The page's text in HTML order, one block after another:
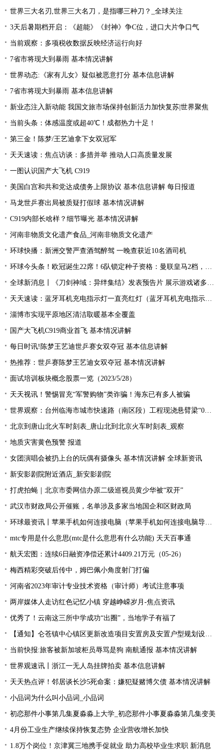
世界三大名刃,世界三大名刀，是指哪三种刀？_全球关注
3天后暑期档开启：《超能》《封神》争C位，进口大片争口气
当前观察：多项税收数据反映经济运行向好
7省市将现大到暴雨 基本情况讲解
世界动态:《家有儿女》疑似被恶意打分 基本信息讲解
7省市将现大到暴雨 基本信息讲解
新业态注入新动能 我国文旅市场保持创新活力加快复苏|世界聚焦
当前头条：体感温度或超40℃！成都热力十足！
第三金！陈梦/王艺迪拿下女双冠军
天天速读：焦点访谈：多措并举 推动人口高质量发展
一图认识国产大飞机 C919
美国白宫和共和党达成债务上限协议 基本信息讲解 每日报道
马龙世乒赛出局被质疑打假球 基本情况讲解
C919内部长啥样？细节曝光 基本情况讲解
河南非物质文化遗产食品_河南非物质文化遗产
环球快播：新洲交警严查酒驾醉驾 一晚查获近10名酒司机
环球今头条！欧冠诞生22席！6队锁定种子资格：曼联皇马2档，酝酿死亡之组
全球新消息丨《刀剑神域：异绊集结》发表预告片 展示游戏诸多玩法
天天速读：蓝牙耳机充电指示灯一直亮红灯（蓝牙耳机充电指示灯）
淄博市实现平原地区清洁取暖基本全覆盖
国产大飞机C919商业首飞 基本情况讲解
每日时讯!陈梦王艺迪世乒赛女双夺冠 基本信息讲解
热推荐：世乒赛陈梦王艺迪女双夺冠 基本情况讲解
面试培训板块概念股票一览（2023/5/28）
天天视讯！警惕冒充“军警购物”类诈骗！海东已有多人被骗
世界观察：台州临海市城市快速路（南区段）工程现浇悬臂梁“0号块”顺利浇筑
北京到唐山北火车时刻表_唐山北到北京火车时刻表_观察
地质灾害黄色预警 报道
女团演唱会被扔上台的玩偶有摄像头 基本情况讲解 全球新资讯
新安影剧院附近酒店_新安影剧院
打虎拍蝇｜北京市委网信办原二级巡视员黄少华被“双开”
武汉市财政局公开催账，名单涉及多家当地国企和区财政局
环球最资讯丨苹果手机如何连接电脑（苹果手机如何连接电脑导出照片）
mtc专用是什么意思(mtc是什么意思有什么功能) 天天百事通
航天宏图：连续6日融资净偿还累计4409.21万元（05-26）
梅西精彩突破后传中，姆巴佩小角度射门打偏
河南省2023年审计专业技术资格（审计师）考试注意事项
两岸媒体人走访红色记忆小镇 穿越峥嵘岁月-焦点资讯
优秀了！云南这三所中学成功“出圈”，当地学子有福了
【通知】仑苍镇中心镇区更新改造项目安置房及安置户型规划设计征求意见... 天天快资讯
当前快报:旅客被新加坡柜员辱骂是狗 南航通报 基本情况讲解
世界观速讯丨浙江一无人岛挂牌拍卖 基本信息讲解
天天热点评！邻居谈长沙5死命案：嫌犯疑赌博欠债 基本情况讲解
小品词为什么叫小品词_小品词
初恋那件小事第几集夏淼淼上大学_初恋那件小事夏淼淼第几集变美
4月份工业生产继续保持恢复态势 企业营收增长加快
1.8万个岗位！京津冀三地携手促就业 助力高校毕业生求职 新消息